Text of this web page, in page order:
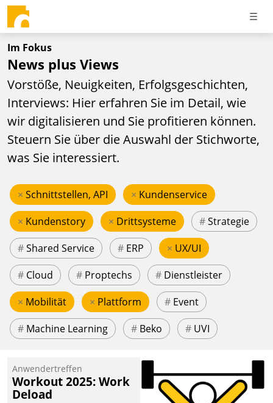
Im Fokus
News plus Views
Vorstöße, Neuigkeiten, Erfolgsgeschichten,
Interviews: Hier erfahren Sie im Detail, wie
wir digitalisieren und Sie profitieren können.
Steuern Sie über die Auswahl der Stichworte,
was Sie interessiert.
× Schnittstellen, API × Kundenservice
× Kundenstory × Drittsysteme #Strategie
#Shared Service # ERP × UX/UI
# Cloud # Proptechs # Dienstleister
× Mobilität × Plattform # Event
# Machine Learning # Beko # UVI
Anwendertreffen
Workout 2025: Work
Deload